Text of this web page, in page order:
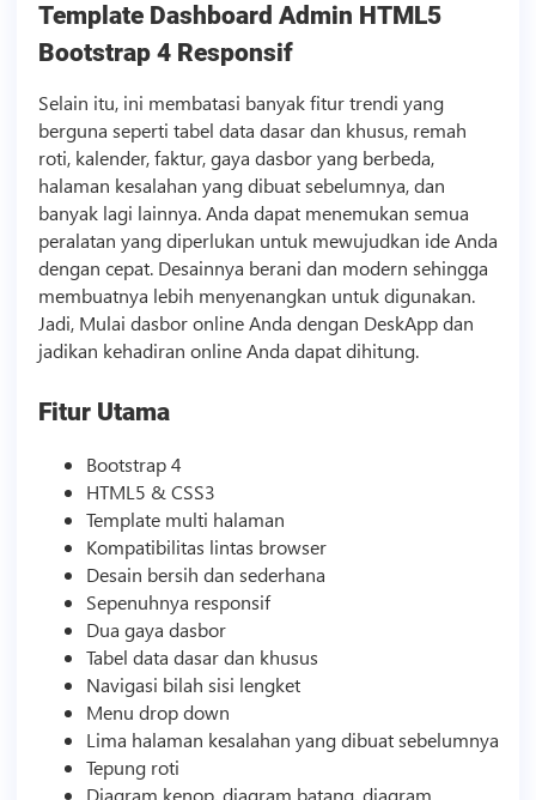
TemplateDashboard Admin HTML5
Bootstrap 4 Responsif
Selain itu, ini membatasi banyak fitur trendi yang
berguna seperti tabel data dasar dan khusus, remah
roti, kalender, faktur, gaya dasbor yang berbeda,
halaman kesalahan yang dibuat sebelumnya, dan
banyak lagi lainnya. Anda dapat menemukan semua
peralatan yang diperlukan untuk mewujudkan ide Anda
dengan cepat. Desainnya berani dan modern sehingga
membuatnya lebih menyenangkan untuk digunakan.
Jadi, Mulai dasbor online Anda dengan DeskApp dan
jadikan kehadiran online Anda dapat dihitung.
Fitur Utama
Bootstrap 4
HTML5 & CSS3
Templatemulti halaman
Kompatibilitas lintas browser
Desain bersih dan sederhana
Sepenuhnya responsif
Dua gaya dasbor
Tabel data dasar dan khusus
Navigasi bilah sisi lengket
Menu drop down
Lima halaman kesalahan yang dibuat sebelumnya
Tepung roti
Diagram kenop, diagram batang, diagram